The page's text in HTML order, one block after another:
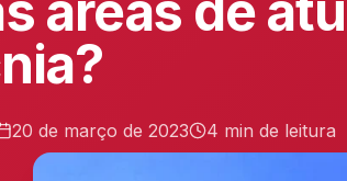
20 de março de 2023 4 min de leitura